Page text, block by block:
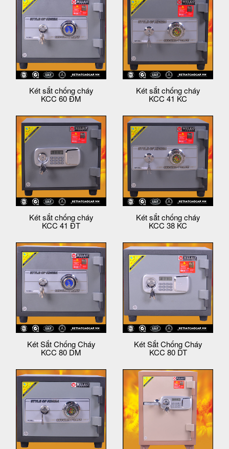
Két sắt chống cháy
KCC 60 ĐM
Két sắt chống cháy
KCC 41 KC
Két sắt chống cháy
KCC 41 ĐT
Két sắt chống cháy
KCC 38 KC
Két Sắt Chống Cháy
KCC 80 DM
Két Sắt Chống Cháy
KCC 80 DT